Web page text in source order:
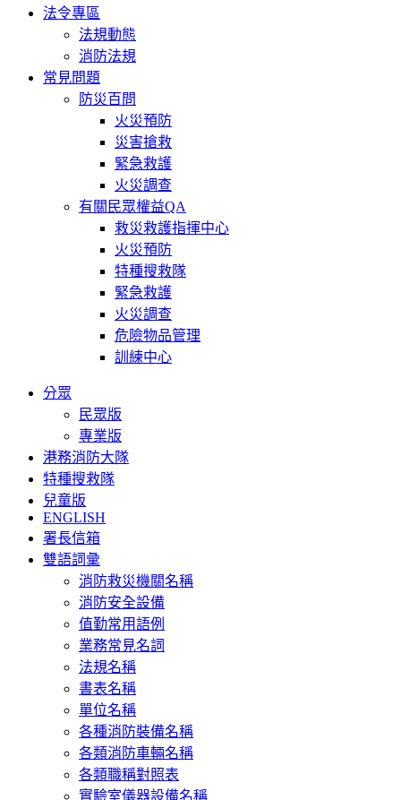
法令專區
法規動態
消防法規
常見問題
防災百問
火災預防
災害搶救
緊急救護
火災調查
有關民眾權益QA
救災救護指揮中心
火災預防
特種搜救隊
緊急救護
火災調查
危險物品管理
訓練中心
分眾
民眾版
專業版
港務消防大隊
特種搜救隊
兒童版
ENGLISH
署長信箱
雙語詞彙
消防救災機關名稱
消防安全設備
值勤常用語例
業務常見名詞
法規名稱
書表名稱
單位名稱
各種消防裝備名稱
各類消防車輛名稱
各類職稱對照表
實驗室儀器設備名稱